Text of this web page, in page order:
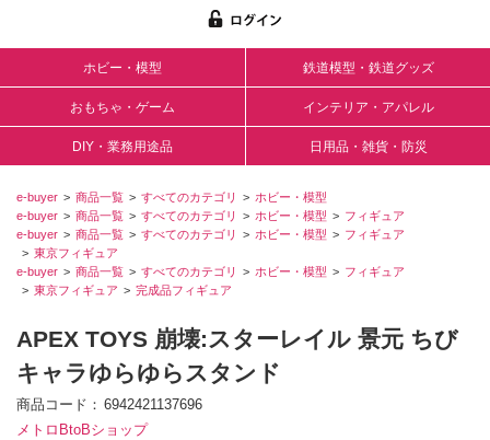
ホビー・模型 鉄道模型・鉄道グッズ
おもちゃ・ゲーム インテリア・アパレル
DIY・業務用途品 日用品・雑貨・防災
e-buyer 商品一覧 すべてのカテゴリ
ホビー・模型
e-buyer
商品一覧 すべてのカテゴリ ホビー・模型
フィギュア
e-buyer
商品一覧 すべてのカテゴリ ホビー・模型
フィギュア
東京フィギュア
e-buyer
商品一覧 すべてのカテゴリ ホビー・模型
フィギュア
東京フィギュア
完成品フィギュア
APEX TOYS 崩壊:スターレイル 景元 ちび
キャラゆらゆらスタンド
商品コード
6942421137696
メトロBtoBショップ